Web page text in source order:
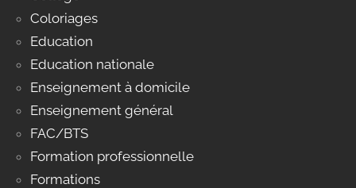
Coloriages
Education
Education nationale
Enseignement à domicile
Enseignement général
FAC/BTS
Formation professionnelle
Formations